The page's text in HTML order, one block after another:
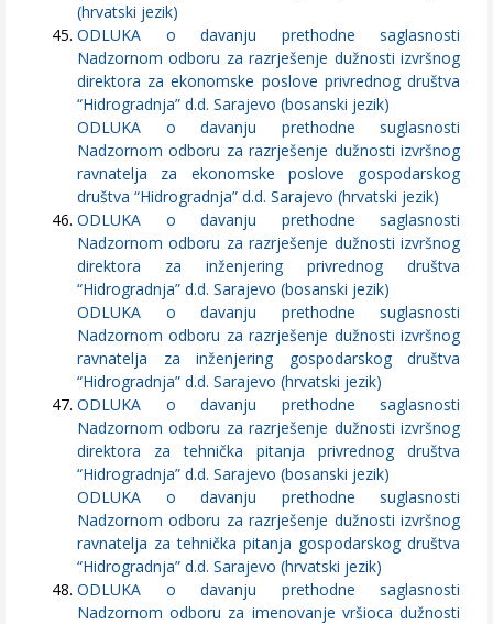
(hrvatski jezik)
ODLUKA o davanju prethodne saglasnosti
Nadzornom odboru za razrješenje dužnosti izvršnog
direktora za ekonomske poslove privrednog društva
“Hidrogradnja” d.d. Sarajevo (bosanski jezik)
ODLUKA o davanju prethodne suglasnosti
Nadzornom odboru za razrješenje dužnosti izvršnog
ravnatelja za ekonomske poslove gospodarskog
društva “Hidrogradnja” d.d. Sarajevo (hrvatski jezik)
ODLUKA o davanju prethodne saglasnosti
Nadzornom odboru za razrješenje dužnosti izvršnog
direktora za inženjering privrednog društva
“Hidrogradnja” d.d. Sarajevo (bosanski jezik)
ODLUKA o davanju prethodne suglasnosti
Nadzornom odboru za razrješenje dužnosti izvršnog
ravnatelja za inženjering gospodarskog društva
“Hidrogradnja” d.d. Sarajevo (hrvatski jezik)
ODLUKA o davanju prethodne saglasnosti
Nadzornom odboru za razrješenje dužnosti izvršnog
direktora za tehnička pitanja privrednog društva
“Hidrogradnja” d.d. Sarajevo (bosanski jezik)
ODLUKA o davanju prethodne suglasnosti
Nadzornom odboru za razrješenje dužnosti izvršnog
ravnatelja za tehnička pitanja gospodarskog društva
“Hidrogradnja” d.d. Sarajevo (hrvatski jezik)
ODLUKA o davanju prethodne saglasnosti
Nadzornom odboru za imenovanje vršioca dužnosti